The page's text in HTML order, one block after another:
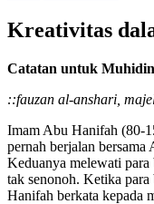
Kreativitas
Catatan untuk Muhidin
::fauzan al-anshari,
Imam Abu Hanifah (80-
pernah berjalan
Keduanya melewati
tak senonoh. Ketika
Hanifah berkata kepada